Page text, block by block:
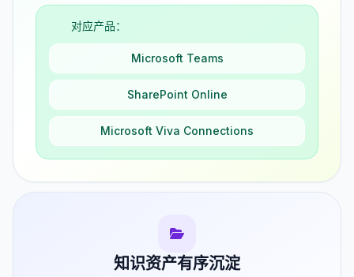
对应产品：
Microsoft Teams
SharePoint Online
Microsoft Viva Connections
知识资产有序沉淀